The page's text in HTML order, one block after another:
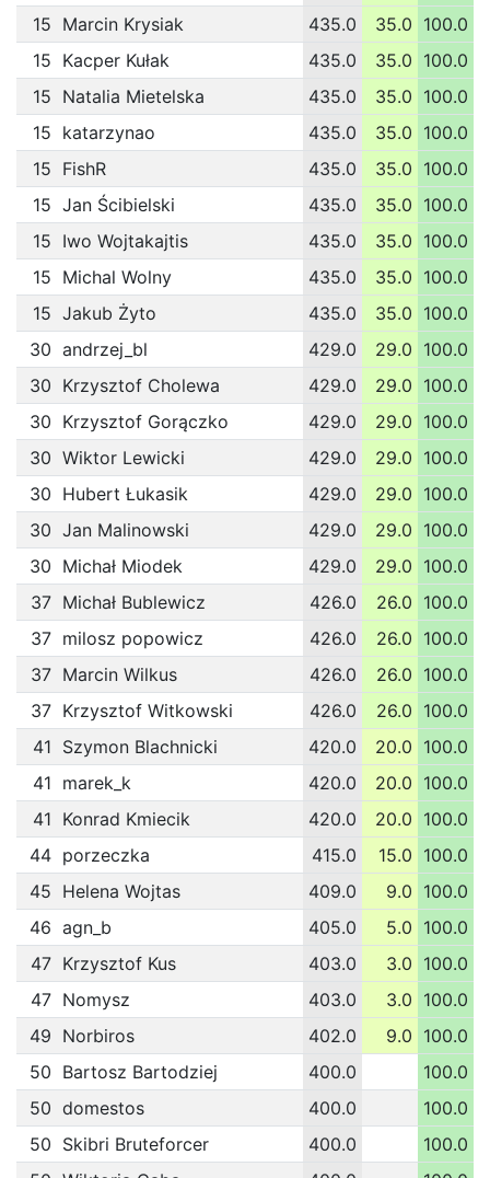
15 Marcin Krysiak 435.0 35.0 100.0
15 Kacper Kułak 435.0 35.0 100.0
15 Natalia Mietelska 435.0 35.0 100.0
15 katarzynao 435.0 35.0 100.0
15 FishR 435.0 35.0 100.0
15 Jan Ścibielski 435.0 35.0 100.0
15 Iwo Wojtakajtis 435.0 35.0 100.0
15 Michal Wolny 435.0 35.0 100.0
15 Jakub Żyto 435.0 35.0 100.0
30 andrzej_bl 429.0 29.0 100.0
30 Krzysztof Cholewa 429.0 29.0 100.0
30 Krzysztof Gorączko 429.0 29.0 100.0
30 Wiktor Lewicki 429.0 29.0 100.0
30 Hubert Łukasik 429.0 29.0 100.0
30 Jan Malinowski 429.0 29.0 100.0
30 Michał Miodek 429.0 29.0 100.0
37 Michał Bublewicz 426.0 26.0 100.0
37 milosz popowicz 426.0 26.0 100.0
37 Marcin Wilkus 426.0 26.0 100.0
37 Krzysztof Witkowski 426.0 26.0 100.0
41 Szymon Blachnicki 420.0 20.0 100.0
41 marek_k 420.0 20.0 100.0
41 Konrad Kmiecik 420.0 20.0 100.0
44 porzeczka 415.0 15.0 100.0
45 Helena Wojtas 409.0 9.0 100.0
46 agn_b 405.0 5.0 100.0
47 Krzysztof Kus 403.0 3.0 100.0
47 Nomysz 403.0 3.0 100.0
49 Norbiros 402.0 9.0 100.0
50 Bartosz Bartodziej 400.0 100.0
50 domestos 400.0 100.0
50 Skibri Bruteforcer 400.0 100.0